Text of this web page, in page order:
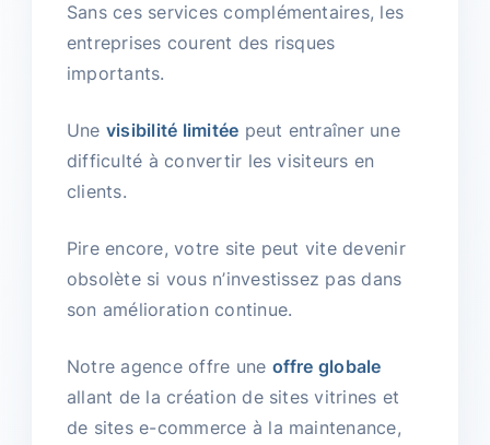
Sans ces services complémentaires, les
entreprises courent des risques
importants.
Une visibilité limitée peut entraîner une
difficulté à convertir les visiteurs en
clients.
Pire encore, votre site peut vite devenir
obsolète si vous n’investissez pas dans
son amélioration continue.
Notre agence offre une offre globale
allant de la création de sites vitrines et
de sites e-commerce à la maintenance,